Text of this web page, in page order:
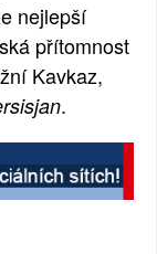
nejlepší
přítomnost
Kavkaz,
.